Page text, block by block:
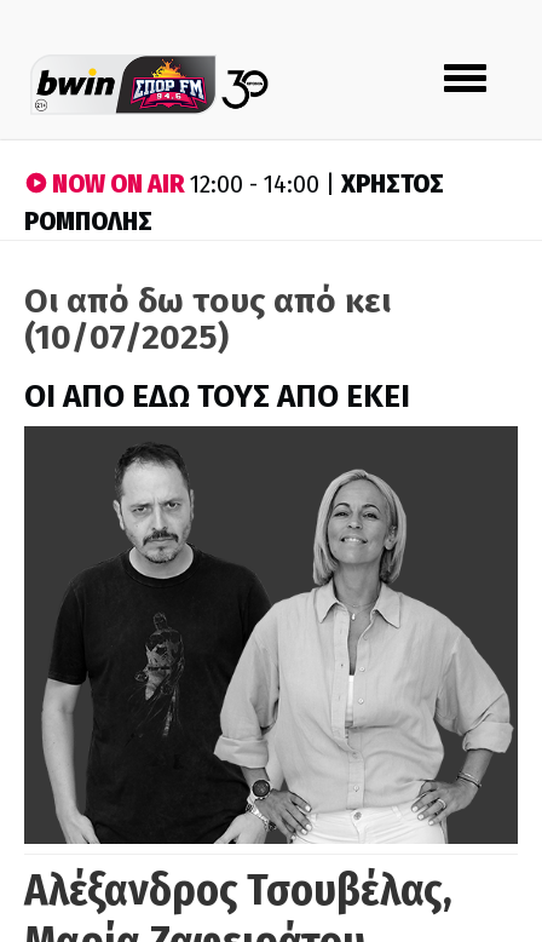
Toggle
navigation
NOW ON AIR12:00 - 14:00 | ΧΡΗΣΤΟΣ
ΡΟΜΠΟΛΗΣ
Οι από δω τους από κει
(10/07/2025)
ΟΙ ΑΠΟ ΕΔΩ ΤΟΥΣ ΑΠΟ ΕΚΕΙ
Αλέξανδρος Τσουβέλας,